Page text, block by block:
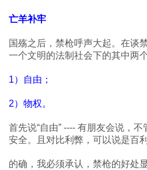
亡羊补牢
国殇之后，禁枪呼声大起。在谈
一个文明的法制社会下的其中两
1）自由；
2）物权。
首先说“自由” ---- 有朋友会说，
安全。且对比利弊，可以说是百
的确，我必须承认，禁枪的好处